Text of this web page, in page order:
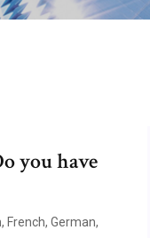
you have
French, German,